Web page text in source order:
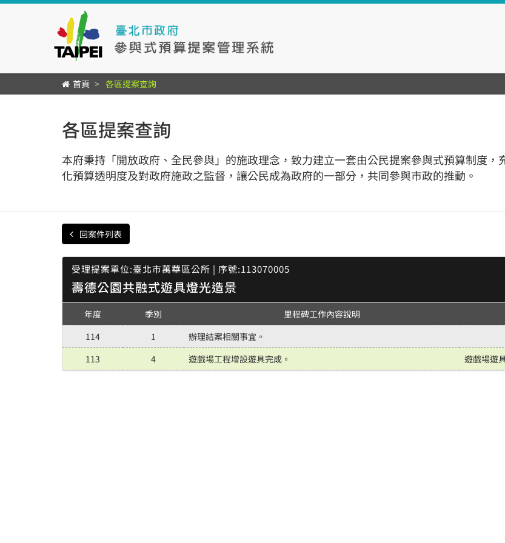
首頁 各區提案查詢
各區提案查詢
本府秉持「開放政府、全民參與」的施政理念，致力建立一套由公民提案參與式預算制度，
化預算透明度及對政府施政之監督，讓公民成為政府的一部分，共同參與市政的推動。
回案件列表
受理提案單位:臺北市萬華區公所 | 序號:113070005
壽德公園共融式遊具燈光造景
年度 季別 里程碑工作內容說明
114
1
辦理結案相關事宜。
113
4 遊戲場工程增設遊具完成。 遊戲場遊